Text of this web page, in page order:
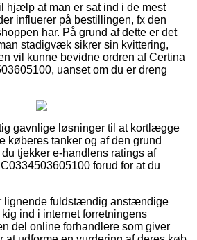
hjælp at man er sat ind i de mest
influerer på bestillingen, fx den
har. På grund af dette er det
stadigvæk sikrer sin kvittering,
vil kunne bevidne ordren af Certina
uanset om du er dreng
gavnlige løsninger til at kortlægge
køberes tanker og af den grund
tjekker e-handlens ratings af
forud for at du
lignende fuldstændig anstændige
ind i internet forretningens
del online forhandlere som giver